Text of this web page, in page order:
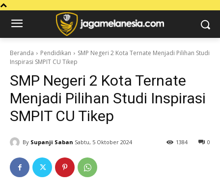
Beranda Pendidikan
SMP Negeri 2 Kota Ternate Menjadi Pilihan Studi
Inspirasi SMPIT CU Tikep
SMP Negeri 2 Kota Ternate
Menjadi Pilihan Studi Inspirasi
SMPIT CU Tikep
By Supanji Saban Sabtu, 5 Oktober 2024 0
1384